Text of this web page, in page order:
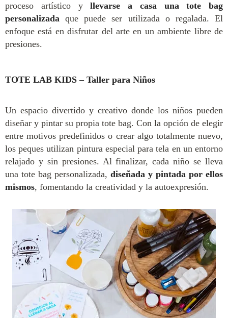
proceso artístico yllevarse a casa una tote bag
personalizada que puede ser utilizada o regalada. El
enfoque está en disfrutar del arte en un ambiente libre de
presiones.
TOTE LAB KIDS – Taller para Niños
Un espacio divertido y creativo donde los niños pueden
diseñar y pintar su propia tote bag. Con la opción de elegir
entre motivos predefinidos o crear algo totalmente nuevo,
los peques utilizan pintura especial para tela en un entorno
relajado y sin presiones. Al finalizar, cada niño se lleva
una tote bag personalizada, diseñada y pintada por ellos
mismos, fomentando la creatividad y la autoexpresión.